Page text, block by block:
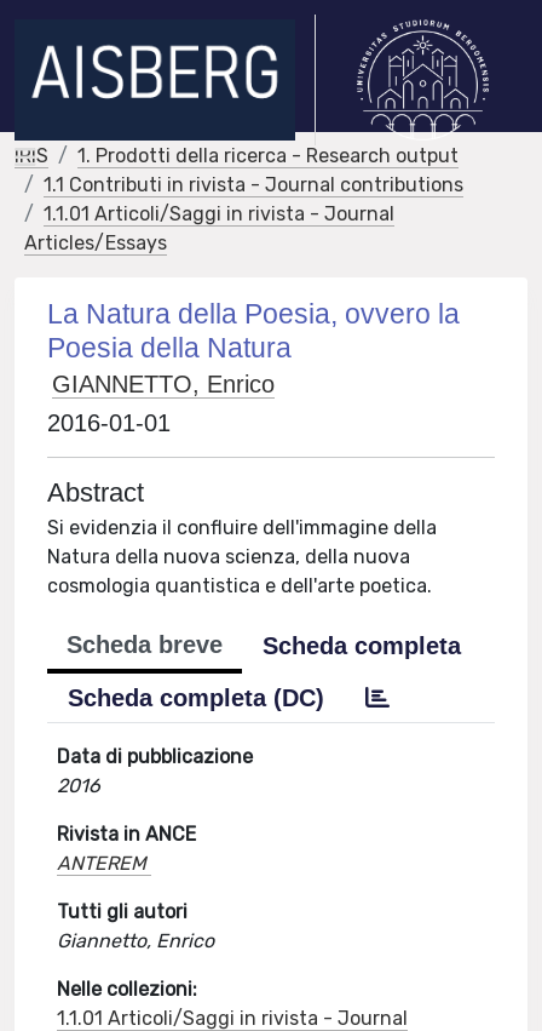
IRIS
1. Prodotti della ricerca - Research output
1.1 Contributi in rivista - Journal contributions
1.1.01 Articoli/Saggi in rivista - Journal
Articles/Essays
La Natura della Poesia, ovvero la
Poesia della Natura
GIANNETTO, Enrico
2016-01-01
Abstract
Si evidenzia il confluire dell'immagine della
Natura della nuova scienza, della nuova
cosmologia quantistica e dell'arte poetica.
Scheda breve
Scheda completa
Scheda completa (DC)
Data di pubblicazione
2016
Rivista in ANCE
ANTEREM
Tutti gli autori
Giannetto, Enrico
Nelle collezioni:
1.1.01 Articoli/Saggi in rivista - Journal